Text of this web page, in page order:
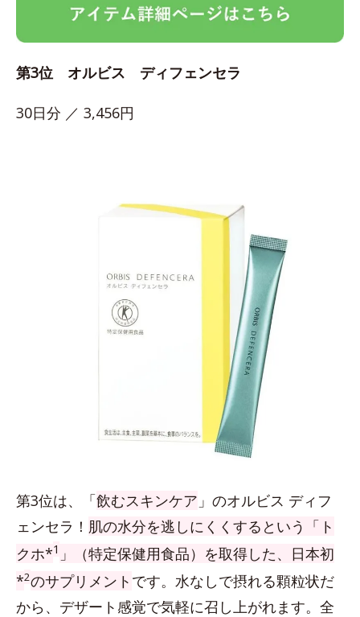
第3位 オルビス ディフェンセラ
30日分 ／ 3,456円
第3位は、「飲むスキンケア 」のオルビス ディフ
ェンセラ！ 肌の水分を逃しにくくするという「ト
クホ*1 」（特定保健用食品）を取得した、日本初
*2のサプリメント です。水なしで摂れる顆粒状だ
から、デザート感覚で気軽に召し上がれます。全